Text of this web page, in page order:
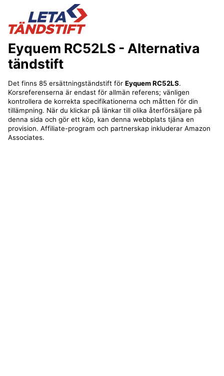
Eyquem RC52LS- Alternativa
tändstift
Det finns 85 ersättningständstift för Eyquem RC52LS.
Korsreferenserna är endast för allmän referens; vänligen
kontrollera de korrekta specifikationerna och måtten för din
tillämpning. När du klickar på länkar till olika återförsäljare på
denna sida och gör ett köp, kan denna webbplats tjäna en
provision. Affiliate-program och partnerskap inkluderar Amazon
Associates.